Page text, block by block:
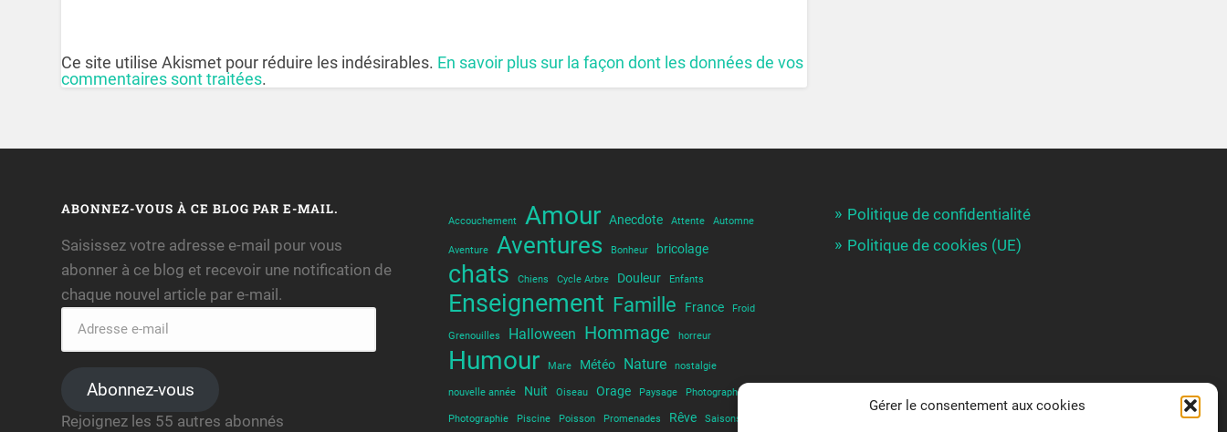
Gérer le consentement aux cookies
Ce site utilise Akismet pour réduire les indésirables. En savoir plus sur la façon dont les données de vos
commentaires sont traitées.
ABONNEZ-VOUS À CE BLOG PAR E-MAIL.
Saisissez votre adresse e-mail pour vous
abonner à ce blog et recevoir une notification de
chaque nouvel article par e-mail.
Abonnez-vous
Rejoignez les 55 autres abonnés
Accouchement Amour Anecdote Attente Automne
Aventure Aventures Bonheur bricolage
chats Chiens Cycle Arbre Douleur Enfants
Enseignement Famille France Froid
Grenouilles Halloween Hommage horreur
Humour Mare Météo Nature nostalgie
nouvelle année Nuit Oiseau Orage Paysage Photographe
Photographie Piscine Poisson Promenades Rêve Saisons
Politique de confidentialité
Politique de cookies (UE)